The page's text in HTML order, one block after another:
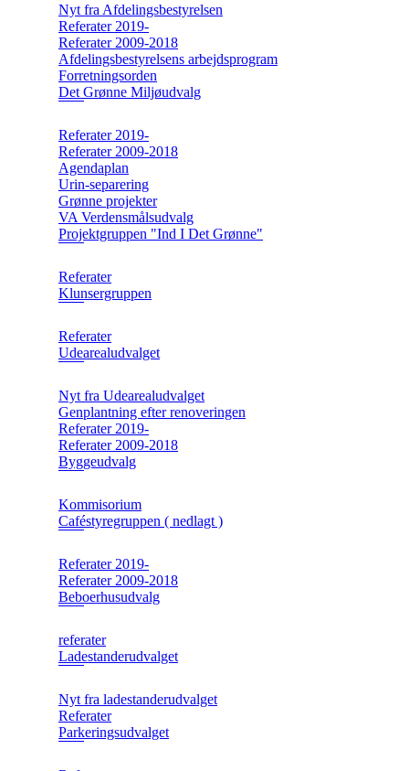
Nyt fra Afdelingsbestyrelsen
Referater 2019-
Referater 2009-2018
Afdelingsbestyrelsens arbejdsprogram
Forretningsorden
Det Grønne Miljøudvalg
Referater 2019-
Referater 2009-2018
Agendaplan
Urin-separering
Grønne projekter
VA Verdensmålsudvalg
Projektgruppen "Ind I Det Grønne"
Referater
Klunsergruppen
Referater
Udearealudvalget
Nyt fra Udearealudvalget
Genplantning efter renoveringen
Referater 2019-
Referater 2009-2018
Byggeudvalg
Kommisorium
Caféstyregruppen ( nedlagt )
Referater 2019-
Referater 2009-2018
Beboerhusudvalg
referater
Ladestanderudvalget
Nyt fra ladestanderudvalget
Referater
Parkeringsudvalget